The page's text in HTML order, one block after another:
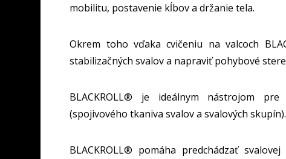
mobilitu, postavenie kĺbov a držanie tela.
Okrem toho vďaka cvičeniu na valcoch
stabilizačných svalov a napraviť pohybové
BLACKROLL® je ideálnym nástrojom
(spojivového tkaniva svalov a svalových skupín).
BLACKROLL® pomáha predchádzať